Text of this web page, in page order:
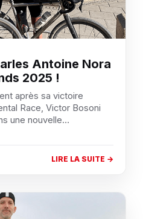
Antoine Nora
2025 !
après sa victoire
Race, Victor Bosoni
une nouvelle…
LIRE LA SUITE →